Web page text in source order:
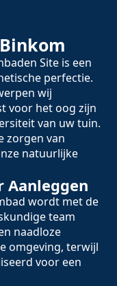
Site is een
perfectie.
wij
voor het oog zijn
van uw tuin.
zorgen van
natuurlijke
Aanleggen
wordt met de
team
naadloze
omgeving, terwijl
voor een